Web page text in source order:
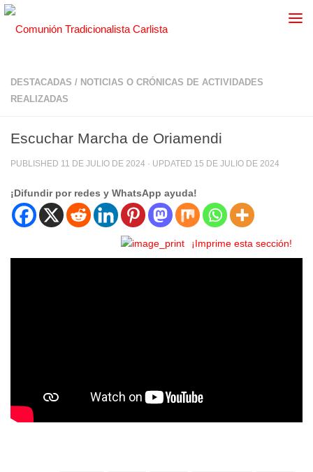
DESTACADAS / NOTICIAS O CRÓNICAS DE ACTIVIDADES
REALIZADAS
Escuchar Marcha de Oriamendi
PUBLISHED 11 DE JULIO DE 2024 · UPDATED 15 DE JULIO DE 2024
¡Difundir por redes y WhatsApp ayuda!
¡Imprime esta sección!